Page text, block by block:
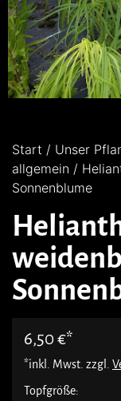
Start / Unser
allgemein /
Sonnenblume
6,50 €
*inkl. Mwst. zzgl.
Topfgröße: